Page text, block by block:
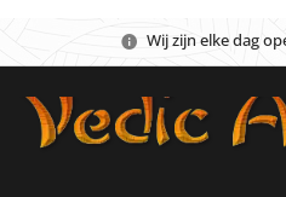
Wij zijn elke dag